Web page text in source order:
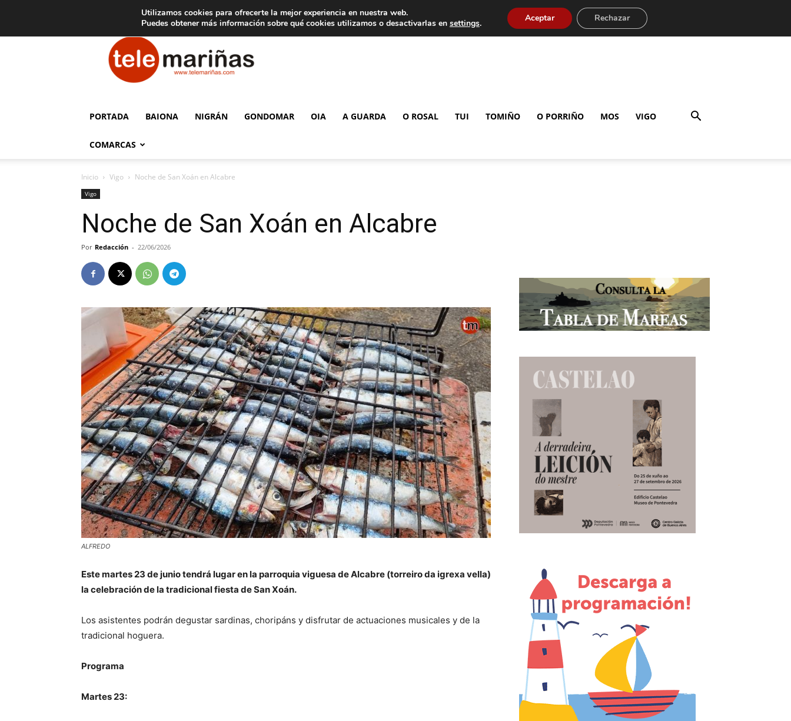
Aviso legal Tarifas de publicidad
Telemariñas
PORTADA BAIONA NIGRÁN GONDOMAR OIA A GUARDA O ROSAL TUI TOMIÑO O PORRIÑO MOS VIGO
COMARCAS
Inicio Vigo Noche de San Xoán en Alcabre
Vigo
Noche de San Xoán en Alcabre
Por Redacción - 22/06/2026
ALFREDO
Este martes 23 de junio tendrá lugar en la parroquia viguesa de Alcabre (torreiro da igrexa vella)
la celebración de la tradicional fiesta de San Xoán.
Los asistentes podrán degustar sardinas, choripáns y disfrutar de actuaciones musicales y de la
tradicional hoguera.
Programa
Martes 23:
Utilizamos cookies para ofrecerte la mejor experiencia en nuestra web.
Puedes obtener más información sobre qué cookies utilizamos o desactivarlas en settings. Aceptar Rechazar